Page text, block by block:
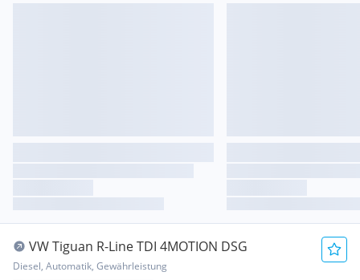
VW Tiguan R-Line TDI 4MOTION DSG
Diesel, Automatik, Gewährleistung